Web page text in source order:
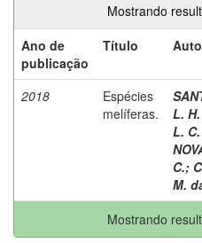
Mostrando
Ano de
publicação
Título
2018
Espécies
melíferas.
L. H.
L.
C.;
M.
Mostrando